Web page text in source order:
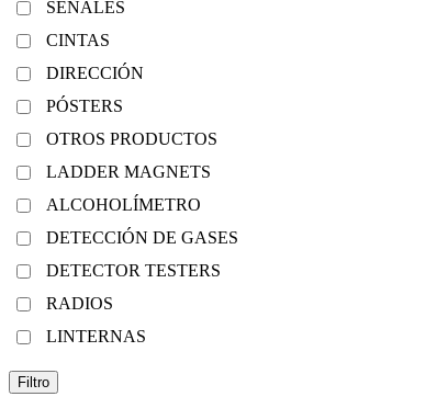
SEÑALES
CINTAS
DIRECCIÓN
PÓSTERS
OTROS PRODUCTOS
LADDER MAGNETS
ALCOHOLÍMETRO
DETECCIÓN DE GASES
DETECTOR TESTERS
RADIOS
LINTERNAS
Filtro